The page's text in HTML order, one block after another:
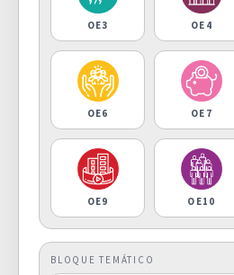
OE3 OE4
OE6 OE7
OE9 OE10
BLOQUE TEMÁTICO